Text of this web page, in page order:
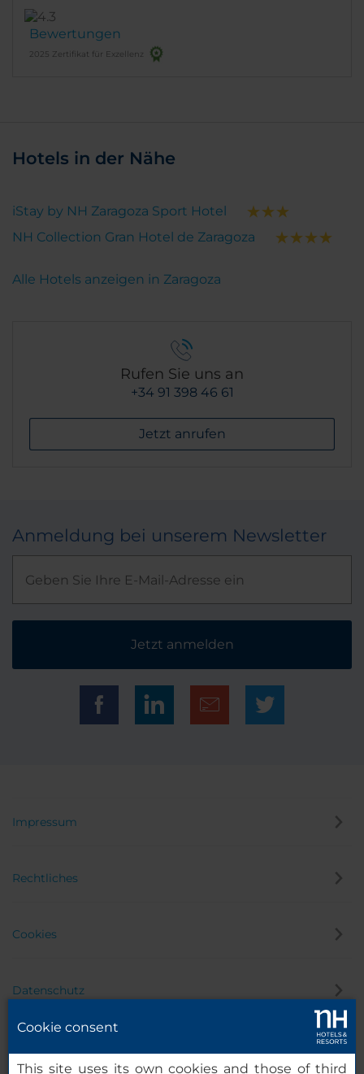
Bewertungen
2025 Zertifikat für Exzellenz
Hotels in der Nähe
iStay by NH Zaragoza Sport Hotel
NH Collection Gran Hotel de Zaragoza
Alle Hotels anzeigen in Zaragoza
Rufen Sie uns an
+34 91 398 46 61
Jetzt anrufen
Anmeldung bei unserem Newsletter
Jetzt anmelden
Impressum
Rechtliches
Cookies
Datenschutz
Cookie consent
This site uses its own cookies and those of third